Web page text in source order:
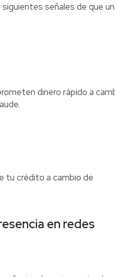
señales de que
dinero rápido a
tu crédito a cambio de
en redes